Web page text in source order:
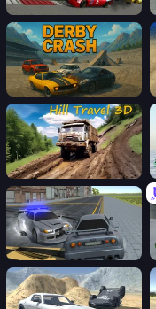
Demolition Derby 2
Derby Crash
Hill Travel 3D
RCC City Racing